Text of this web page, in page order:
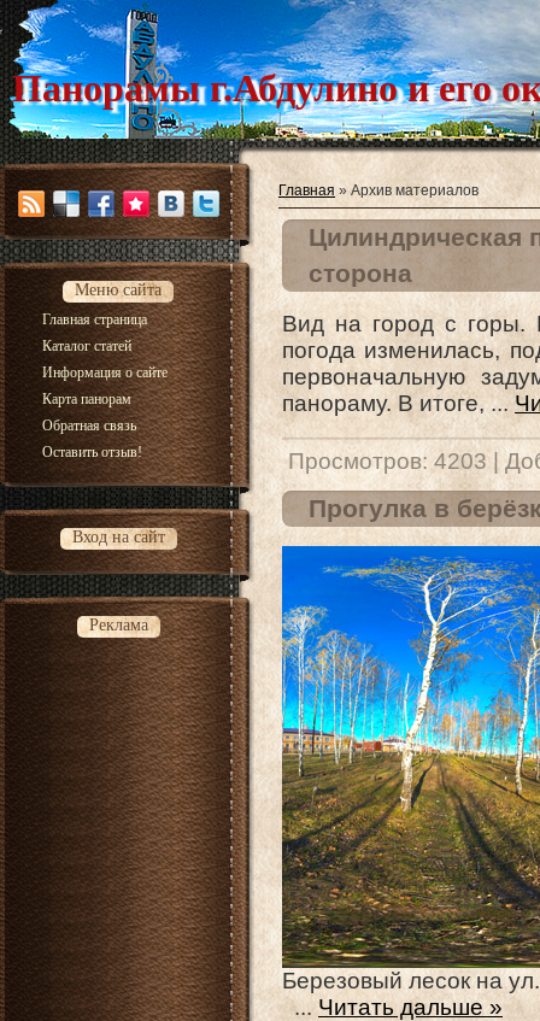
Панорамы г.Абдулино и его
Меню сайта
Главная страница
Каталог статей
Информация о сайте
Карта панорам
Обратная связь
Оставить отзыв!
Вход на сайт
Реклама
Главная » Архив материалов
Цилиндрическая
сторона
Вид на город с горы.
погода изменилась,
первоначальную
панораму. В итоге,...
Просмотров: 4203|
Прогулка в
Березовый лесок на
...Читать дальше »